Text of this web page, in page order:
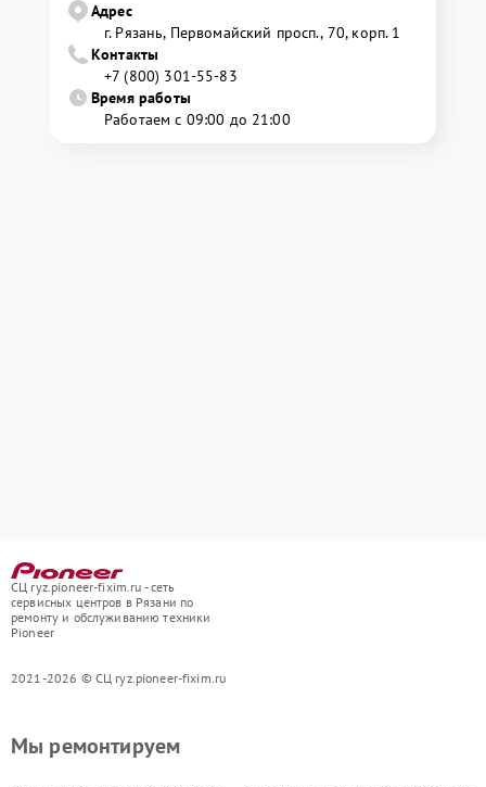
Адрес
г. Рязань, Первомайский просп., 70, корп. 1
Контакты
+7 (800) 301-55-83
Время работы
Работаем с 09:00 до 21:00
СЦ ryz.pioneer-fixim.ru - сеть
сервисных центров в Рязани по
ремонту и обслуживанию техники
Pioneer
2021-2026 © СЦ ryz.pioneer-fixim.ru
Мы ремонтируем